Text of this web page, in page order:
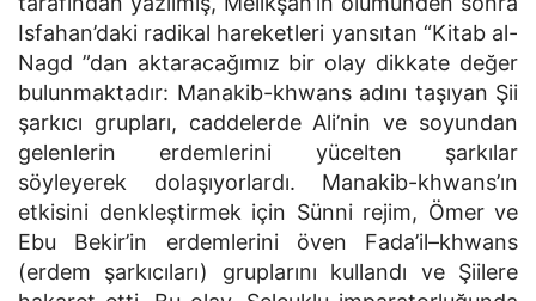
Isfahan’daki radikal hareketleri yansıtan “Kitab al-
Nagd ”dan aktaracağımız bir olay dikkate değer
bulunmaktadır: Manakib-khwans adını taşıyan Şii
şarkıcı grupları, caddelerde Ali’nin ve soyundan
gelenlerin erdemlerini yücelten şarkılar
söyleyerek dolaşıyorlardı. Manakib-khwans’ın
etkisini denkleştirmek için Sünni rejim, Ömer ve
Ebu Bekir’in erdemlerini öven Fada’il–khwans
(erdem şarkıcıları) gruplarını kullandı ve Şiilere